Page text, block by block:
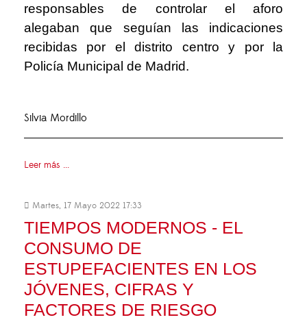
responsables de controlar el aforo
alegaban que seguían las indicaciones
recibidas por el distrito centro y por la
Policía Municipal de Madrid.
Silvia Mordillo
Leer más ...
Martes, 17 Mayo 2022 17:33
TIEMPOS MODERNOS - EL
CONSUMO DE
ESTUPEFACIENTES EN LOS
JÓVENES, CIFRAS Y
FACTORES DE RIESGO